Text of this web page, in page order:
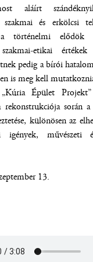
aláírt
szakmai és erkölcsi
a történelmi elődök
szakmai-etikai
pedig a bírói
is meg kell
Épület Projekt”
rekonstrukciója során a
különösen az
igények, művészeti
13.